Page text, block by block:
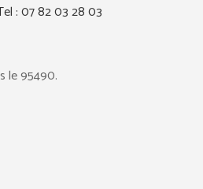
: 07 82 03 28 03
le 95490.